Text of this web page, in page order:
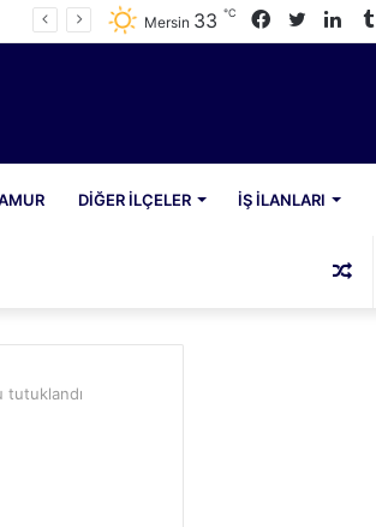
Twitter
Facebook
Mersin 33 ℃
DIĞER İLÇELER İŞ İLANLARI
tutuklandı